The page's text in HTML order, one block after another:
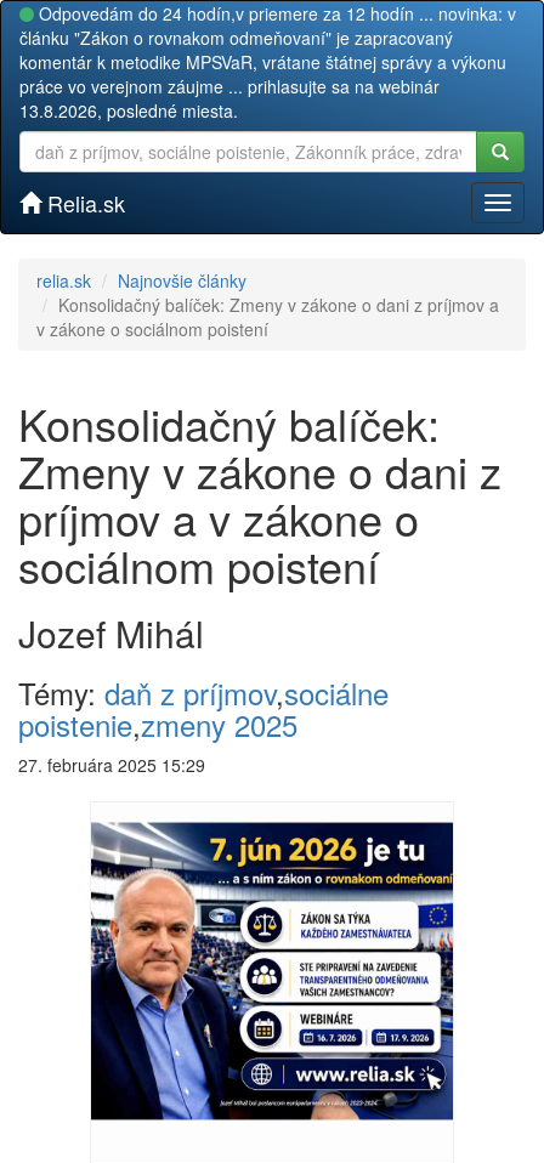
Odpovedám do 24 hodín,v priemere za 12 hodín ... novinka: v
článku "Zákon o rovnakom odmeňovaní" je zapracovaný
komentár k metodike MPSVaR, vrátane štátnej správy a výkonu
práce vo verejnom záujme ... prihlasujte sa na webinár
13.8.2026, posledné miesta.
Relia.sk
relia.sk
Najnovšie články
Konsolidačný balíček: Zmeny v zákone o dani z príjmov a
v zákone o sociálnom poistení
Konsolidačný balíček:
Zmeny v zákone o dani z
príjmov a v zákone o
sociálnom poistení
Jozef Mihál
Témy: daň z príjmov,sociálne
poistenie,zmeny 2025
27. februára 2025 15:29